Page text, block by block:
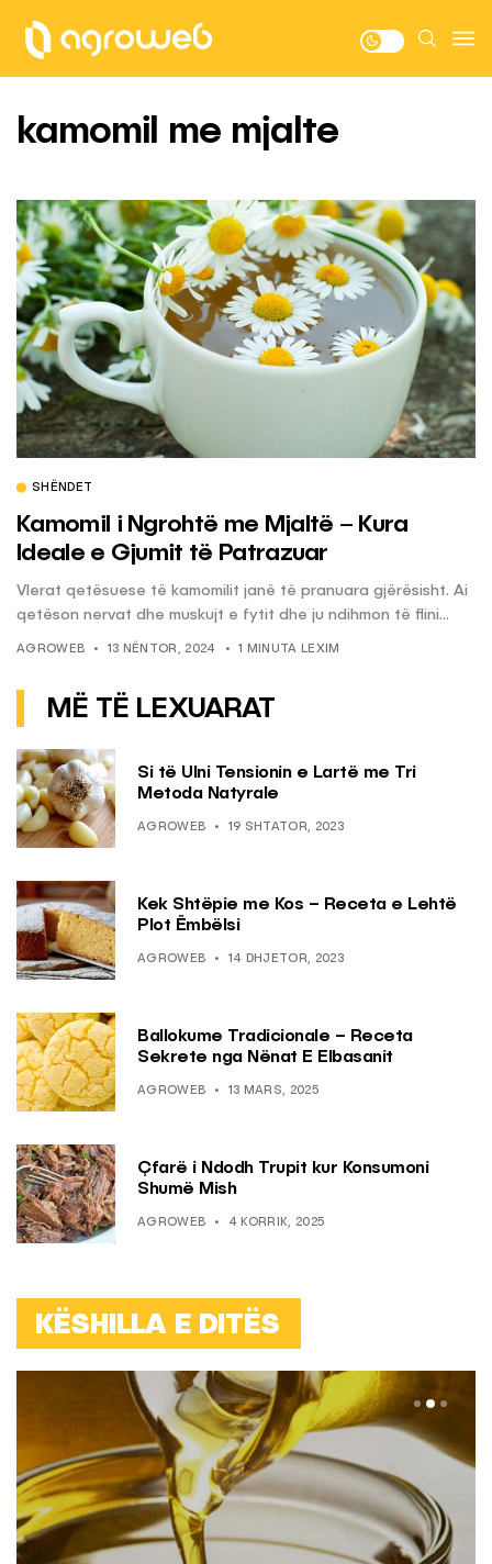
kamomil me mjalte
SHËNDET
Kamomil i Ngrohtë me Mjaltë – Kura
Ideale e Gjumit të Patrazuar
Vlerat qetësuese të kamomilit janë të pranuara gjërësisht. Ai
qetëson nervat dhe muskujt e fytit dhe ju ndihmon të flini...
AGROWEB 13 NËNTOR, 2024 1 MINUTA LEXIM
MË TË LEXUARAT
Si të Ulni Tensionin e Lartë me Tri
Metoda Natyrale
AGROWEB 19 SHTATOR, 2023
Kek Shtëpie me Kos – Receta e Lehtë
Plot Ëmbëlsi
AGROWEB 14 DHJETOR, 2023
Ballokume Tradicionale – Receta
Sekrete nga Nënat E Elbasanit
AGROWEB 13 MARS, 2025
Çfarë i Ndodh Trupit kur Konsumoni
Shumë Mish
AGROWEB 4 KORRIK, 2025
KËSHILLA E DITËS